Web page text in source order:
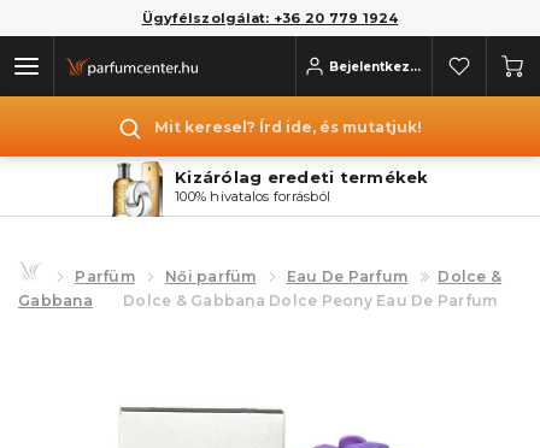
Ügyfélszolgálat: +36 20 779 1924
Bejelentkezés
Mit keresel? Írd ide, és mutatjuk!
Kizárólag eredeti termékek
100% hivatalos forrásból
Parfüm Női parfüm Eau De Parfum
Dolce &
Gabbana
Dolce & Gabbana Dolce Peony Eau De Parfum